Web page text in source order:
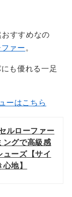
すすめなの
ァー。
も優れる一足
ーはこちら
ルローファー
ングで高級感
ューズ【サイ
地】